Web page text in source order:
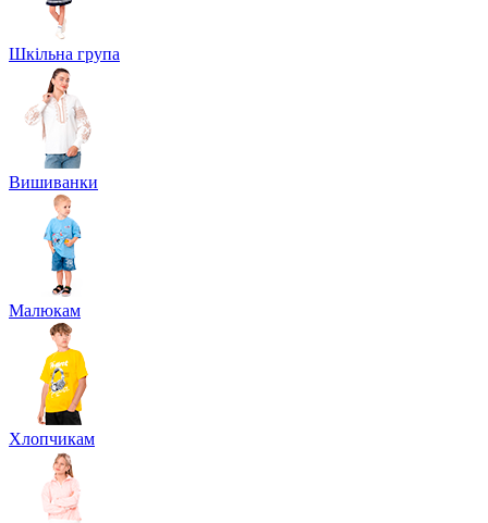
Шкільна група
Вишиванки
Малюкам
Хлопчикам